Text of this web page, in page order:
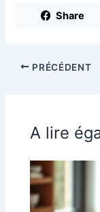
Share
PRÉCÉDENT
A lire